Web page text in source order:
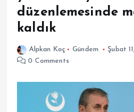
düzenlemesinde
kaldık
Alpkan Koç Gündem
Şubat
0 Comments